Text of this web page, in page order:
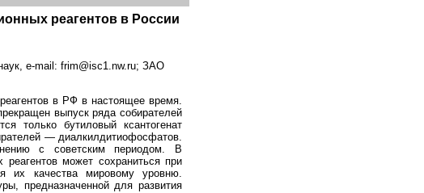
реагентов в России
е-mail: frim@isc1.nw.ru; ЗАО
в РФ в настоящее время.
выпуск ряда собирателей
только бутиловый ксантогенат
— диалкилдитиофосфатов.
с советским периодом. В
реагентов может сохраниться при
их качества мировому уровню.
предназначенной для развития